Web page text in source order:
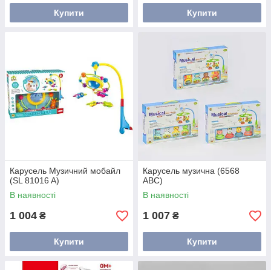
Купити Купити
Карусель Музичний мобайл
(SL 81016 A)
В наявності
1 004 ₴
Купити
Карусель музична (6568
ABC)
В наявності
1 007 ₴
Купити